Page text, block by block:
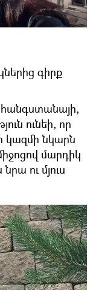
գիրք
հանգստանայի,
ունեի, որ
կազմի նկարն
մարդիկ
ու մյուս